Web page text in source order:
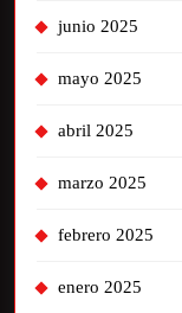
junio 2025
mayo 2025
abril 2025
marzo 2025
febrero 2025
enero 2025